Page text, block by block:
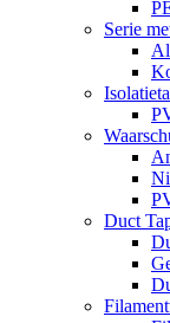
Serie
Duct